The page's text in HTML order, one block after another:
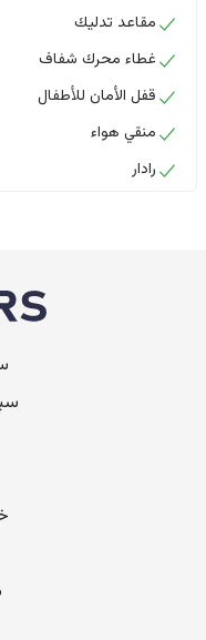
مقاعد تدليك
غطاء محرك شفاف
قفل الأمان للأطفال
منقي هواء
رادار